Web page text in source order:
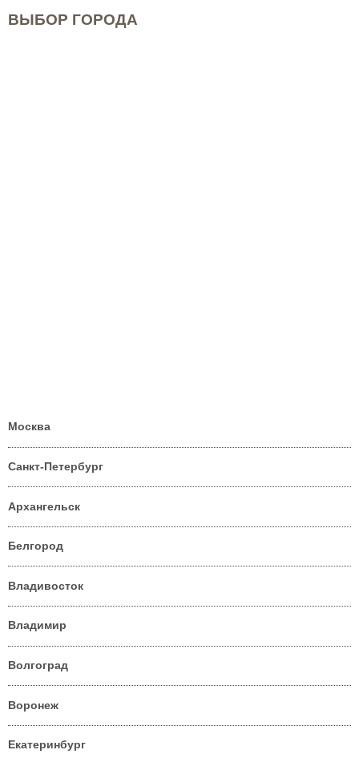
ВЫБОР ГОРОДА
Москва
Санкт-Петербург
Архангельск
Белгород
Владивосток
Владимир
Волгоград
Воронеж
Екатеринбург